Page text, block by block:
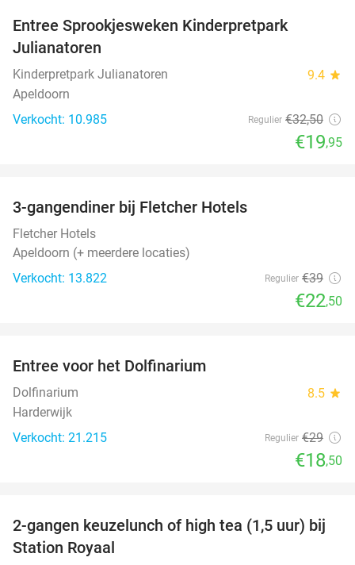
Entree Sprookjesweken Kinderpretpark
Julianatoren
Kinderpretpark Julianatoren 9.4 star
Apeldoorn
Verkocht: 10.985
Regulier €32,50
€19,95
3-gangendiner bij Fletcher Hotels
Fletcher Hotels
Apeldoorn (+ meerdere locaties)
Verkocht: 13.822
Regulier €39
€22,50
Entree voor het Dolfinarium
Dolfinarium 8.5 star
Harderwijk
Verkocht: 21.215
Regulier €29
€18,50
44%
2-gangen keuzelunch of high tea (1,5 uur) bij
Station Royaal